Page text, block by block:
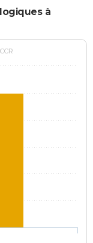
à